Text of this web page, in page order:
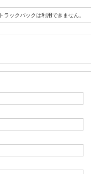
トラックバックは利用できません。